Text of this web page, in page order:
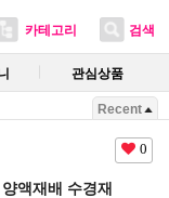
카테고리 검색
관심상품
Recent
0
액재배 수경재